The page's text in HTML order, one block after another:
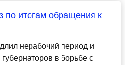
по итогам обращения к
нерабочий период и
в борьбе с